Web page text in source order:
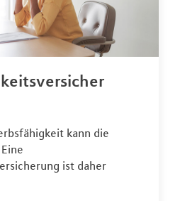
kann die
ist daher